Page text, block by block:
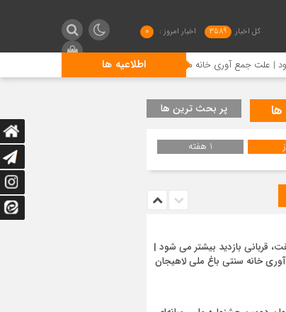
کل اخبار 3589 اخبار امروز : 0
اطلاعیه هاآوری خانه سنتی باغ ملی لاهیجان چیست؟
ها پر بحث ترین ها
1 هفته
قربانی بازدید بیشتر می شود |
خانه سنتی باغ ملی لاهیجان